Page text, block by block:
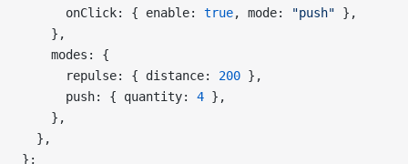
      onClick: { enable:
true, mode: "push" },
    },
    modes: {
      repulse: { distance:
200 },
      push: { quantity:
4 },
    },
  },
};